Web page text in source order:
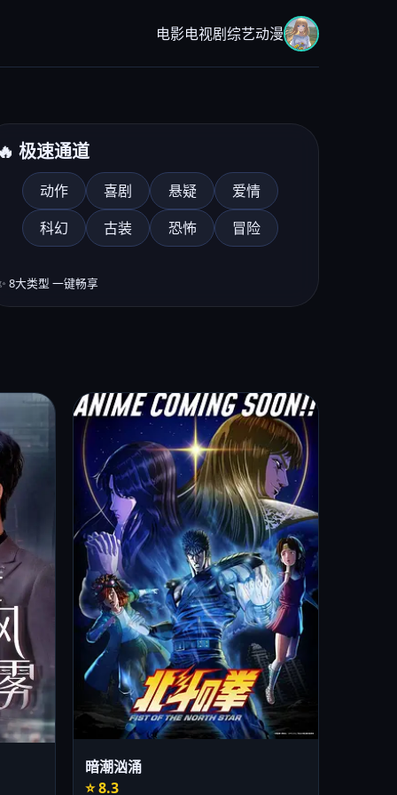
电影电视剧综艺动漫
综艺《音乐对决季》
8点
极速通道
动作 喜剧 悬疑
爱情
科幻
古装 恐怖 冒险
8大类型 一键畅享
暗潮汹涌
⭐ 8.3